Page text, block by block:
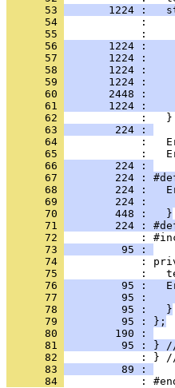
      53
1224 :
      54
      55
      56
1224 :
      57
1224 :
      58
1224 :
      59
1224 :
      60
2448 :
      61
1224 :
      62
      63
        224 :
      64
      65
      66
        224 :
      67
224 :
      68
224 :
      69
224 :
      70
        448 :   }
      71
224 :
      72
      73
         95 :
      74
      75
      76
95 :
      77
95 :
      78
         95 :   }
      79
         95 : };
      80
        190 :
      81
95 : }
      82
      83
         89 :
      84